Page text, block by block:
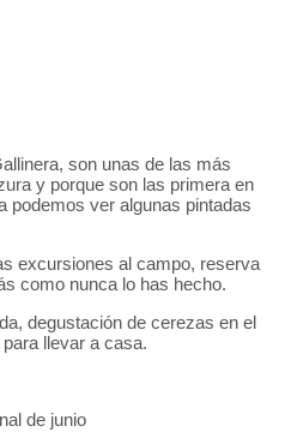
son unas de las más
y porque son las primera en
podemos ver algunas pintadas
excursiones al campo, reserva
como nunca lo has hecho.
degustación de cerezas en el
llevar a casa.
de junio